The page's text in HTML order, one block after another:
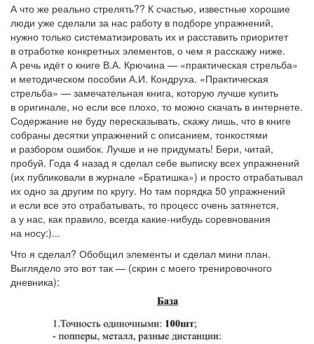
А что же реально стрелять?? К счастью, известные хорошие
люди уже сделали за нас работу в подборе упражнений,
нужно только систематизировать их и расставить приоритет
в отработке конкретных элементов, о чем я расскажу ниже.
А речь идёт о книге В.А. Крючина — «практическая стрельба»
и методическом пособии А.И. Кондруха. «Практическая
стрельба» — замечательная книга, которую лучше купить
в оригинале, но если все плохо, то можно скачать в интернете.
Содержание не буду пересказывать, скажу лишь, что в книге
собраны десятки упражнений с описанием, тонкостями
и разбором ошибок. Лучше и не придумать! Бери, читай,
пробуй. Года 4 назад я сделал себе выписку всех упражнений
(их публиковали в журнале «Братишка») и просто отрабатывал
их одно за другим по кругу. Но там порядка 50 упражнений
и если все это отрабатывать, то процесс очень затянется,
а у нас, как правило, всегда какие-нибудь соревнования
на носу:)...
Что я сделал? Обобщил элементы и сделал мини план.
Выглядело это вот так — (скрин с моего тренировочного
дневника):